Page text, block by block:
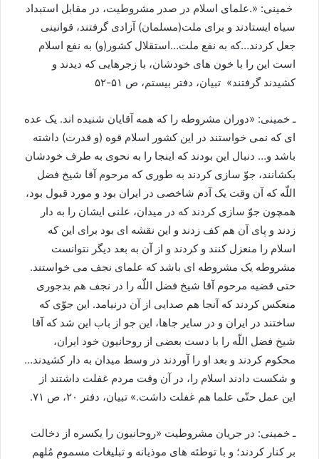
خمینی: «.علمای اسلام در صدر مشروطیت، در مقابل استبداد
سیاه ایستادند و برای ملت(مسلمان) آزادی گرفتند، قوانینی
جعل کردند…که به نفع ملت…استقلال کشور(و) به نفع اسلام
است این را با خون های خودشان، با زجرهایی که دیدند و
کشیدند گرفتند» تبیان، دفتر بیستم، ص ۵۱-۵۲
ـ خمینی: «دوران مشروطه را که همه آقایان شنیده اند. یک عده
ای که نمی خواستند در این کشور اسلام قوه (و قدرت) داشته
باشد و… دنبال این بودند که اینجا را به نحوی به طرف خودشان
بکشانند، جوّ سازی کردند به طوری که مرحوم آقا شیخ فضل
اللّه که آن وقت یک آدم شاخصی در ایران بود و مورد قبول بود،
همچون جوّ سازی کردند که در میدان، علنی ایشان را به دار
زدند و پای آن هم کف زدند و این نقشه ای بود برای این که
اسلام را منعزل کنند و کردند و از آن به بعد دیگر نتوانست
مشروطه یک مشروطه ای باشد که علمای نجف می خواستند.
حتی قضیه مرحوم آقا شیخ فضل اللّه را در نجف هم بدجوری
منعکس کردند که آنجا هم صدایی از آن درنیامد. این جوّی که
ساختند در ایران و در سایر جاها، این جو از باب این شد که آقا
شیخ فضل اللّه را با دست بعضی از روحانیون خود ایران،
محکوم کردند و بعد او را آوردند در وسط میدان به دار کشیدند…
و شکست دادند اسلام را، در آن وقت مردم غفلت داشتند از
این عمل حتّی علما هم غفلت داشت.» تبیان، دفتر ۲۰، ص ۷۱.
ـ خمینی: در جریان مشروطیت «روحانیون را یکسره از دخالت
بر کنار کردند؛ و با توطئه های موذیانه و تبلیغات مسمومِ مُلهم